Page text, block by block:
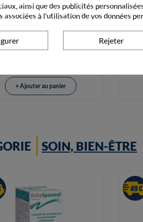
Xémose Stick Lèvres
5,90 €
Vue rapide
+ Ajouter au panier
SOIN, BIEN-ÊTRE
ainsi que des publicités
associées à l'utilisation de vos données
Rejeter